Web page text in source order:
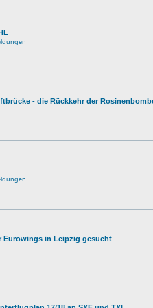
- die Rückkehr der
Eurowings in Leipzig gesucht